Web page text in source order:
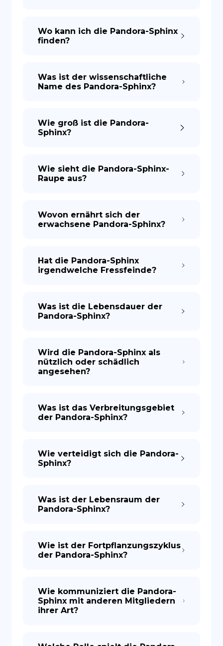
Wo kann ich die Pandora-Sphinx
finden?
Was ist der wissenschaftliche
Name des Pandora-Sphinx?
Wie groß ist die Pandora-
Sphinx?
Wie sieht die Pandora-Sphinx-
Raupe aus?
Wovon ernährt sich der
erwachsene Pandora-Sphinx?
Hat die Pandora-Sphinx
irgendwelche Fressfeinde?
Was ist die Lebensdauer der
Pandora-Sphinx?
Wird die Pandora-Sphinx als
nützlich oder schädlich
angesehen?
Was ist das Verbreitungsgebiet
der Pandora-Sphinx?
Wie verteidigt sich die Pandora-
Sphinx?
Was ist der Lebensraum der
Pandora-Sphinx?
Wie ist der Fortpflanzungszyklus
der Pandora-Sphinx?
Wie kommuniziert die Pandora-
Sphinx mit anderen Mitgliedern
ihrer Art?